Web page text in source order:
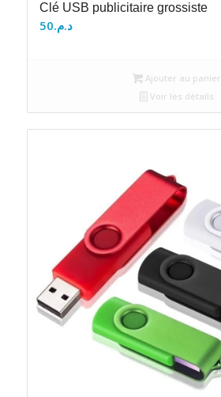
Clé USB publicitaire grossiste
د.م.50
Ajouter au panier
Voir les détails